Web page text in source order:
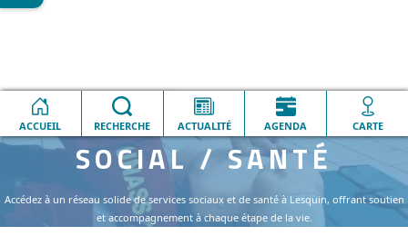
ACCUEIL RECHERCHE ACTUALITÉ AGENDA CARTE
Accueil SOCIAL / SANTÉ
SOCIAL / SANTÉ
Accédez à un réseau solide de services sociaux et de santé à Lesquin, offrant soutien
et accompagnement à chaque étape de la vie.